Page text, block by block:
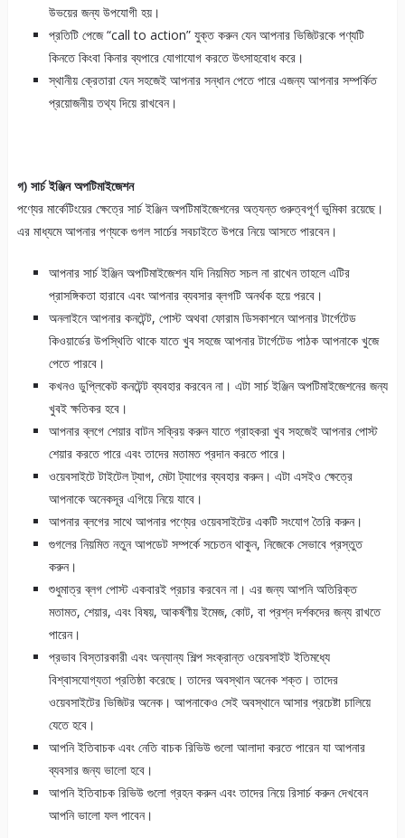
উভয়ের জন্য উপযোগী হয়।
প্রতিটি পেজে “call to action” যুক্ত করুন যেন আপনার ভিজিটরকে পণ্যটি
কিনতে কিংবা কিনার ব্যপারে যোগাযোগ করতে উৎসাহবোধ করে।
স্থানীয় ক্রেতারা যেন সহজেই আপনার সন্ধান পেতে পারে এজন্য আপনার সম্পর্কিত
প্রয়োজনীয় তথ্য দিয়ে রাখবেন।
গ) সার্চ ইঞ্জিন অপটিমাইজেশন
পণ্যের মার্কেটিংয়ের ক্ষেত্রে সার্চ ইঞ্জিন অপটিমাইজেশনের অত্যন্ত গুরুত্বপূর্ণ ভুমিকা রয়েছে।
এর মাধ্যমে আপনার পণ্যকে গুগল সার্চের সবচাইতে উপরে নিয়ে আসতে পারবেন।
আপনার সার্চ ইঞ্জিন অপটিমাইজেশন যদি নিয়মিত সচল না রাখেন তাহলে এটির
প্রাসঙ্গিকতা হারাবে এবং আপনার ব্যবসার ব্লগটি অনর্থক হয়ে পরবে।
অনলাইনে আপনার কনটেন্ট, পোস্ট অথবা ফোরাম ডিসকাশনে আপনার টার্গেটেড
কিওয়ার্ডের উপস্থিতি থাকে যাতে খুব সহজে আপনার টার্গেটেড পাঠক আপনাকে খুজে
পেতে পারবে।
কখনও ডুপ্লিকেট কনটেন্ট ব্যবহার করবেন না। এটা সার্চ ইঞ্জিন অপটিমাইজেশনের জন্য
খুবই ক্ষতিকর হবে।
আপনার ব্লগে শেয়ার বাটন সক্রিয় করুন যাতে গ্রাহকরা খুব সহজেই আপনার পোস্ট
শেয়ার করতে পারে এবং তাদের মতামত প্রদান করতে পারে।
ওয়েবসাইটে টাইটেল ট্যাগ, মেটা ট্যাগের ব্যবহার করুন। এটা এসইও ক্ষেত্রে
আপনাকে অনেকদূর এগিয়ে নিয়ে যাবে।
আপনার ব্লগের সাথে আপনার পণ্যের ওয়েবসাইটের একটি সংযোগ তৈরি করুন।
গুগলের নিয়মিত নতুন আপডেট সম্পর্কে সচেতন থাকুন, নিজেকে সেভাবে প্রস্তুত
করুন।
শুধুমাত্র ব্লগ পোস্ট একবারই প্রচার করবেন না। এর জন্য আপনি অতিরিক্ত
মতামত, শেয়ার, এবং বিষয়, আকর্ষণীয় ইমেজ, কোট, বা প্রশ্ন দর্শকদের জন্য রাখতে
পারেন।
প্রভাব বিস্তারকারী এবং অন্যান্য শিল্প সংক্রান্ত ওয়েবসাইট ইতিমধ্যে
বিশ্বাসযোগ্যতা প্রতিষ্ঠা করেছে। তাদের অবস্থান অনেক শক্ত। তাদের
ওয়েবসাইটের ভিজিটর অনেক। আপনাকেও সেই অবস্থানে আসার প্রচেষ্টা চালিয়ে
যেতে হবে।
আপনি ইতিবাচক এবং নেতি বাচক রিভিউ গুলো আলাদা করতে পারেন যা আপনার
ব্যবসার জন্য ভালো হবে।
আপনি ইতিবাচক রিভিউ গুলো গ্রহন করুন এবং তাদের নিয়ে রিসার্চ করুন দেখবেন
আপনি ভালো ফল পাবেন।